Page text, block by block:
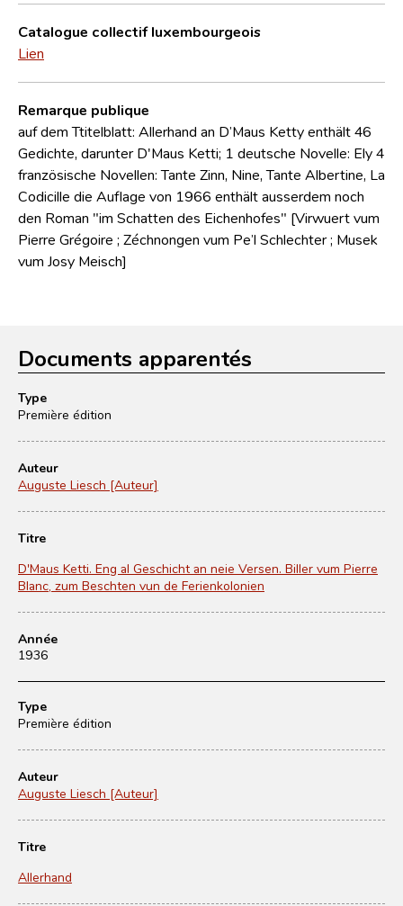
Catalogue collectif luxembourgeois
Lien
Remarque publique
auf dem Ttitelblatt: Allerhand an D’Maus Ketty enthält 46
Gedichte, darunter D'Maus Ketti; 1 deutsche Novelle: Ely 4
französische Novellen: Tante Zinn, Nine, Tante Albertine, La
Codicille die Auflage von 1966 enthält ausserdem noch
den Roman "im Schatten des Eichenhofes" [Virwuert vum
Pierre Grégoire ; Zéchnongen vum Pe’l Schlechter ; Musek
vum Josy Meisch]
Documents apparentés
Type
Première édition
Auteur
Auguste Liesch [Auteur]
Titre
D'Maus Ketti. Eng al Geschicht an neie Versen. Biller vum Pierre
Blanc, zum Beschten vun de Ferienkolonien
Année
1936
Type
Première édition
Auteur
Auguste Liesch [Auteur]
Titre
Allerhand